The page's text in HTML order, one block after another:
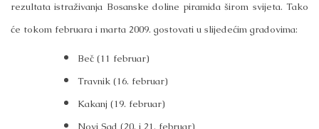
rezultata istraživanja Bosanske doline piramida širom svijeta. Tako
će tokom februara i marta 2009. gostovati u slijedećim gradovima:
Beč (11 februar)
Travnik (16. februar)
Kakanj (19. februar)